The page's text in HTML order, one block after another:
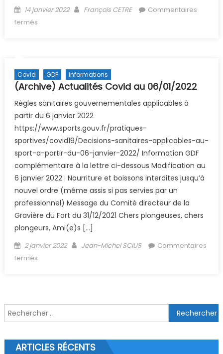
Posted on
14 janvier 2022 Author
François CETRE
Commentaires
fermés
Covid GDF Informations
(Archive) Actualités Covid au 06/01/2022
Règles sanitaires gouvernementales applicables à
partir du 6 janvier 2022
https://www.sports.gouv.fr/pratiques-
sportives/covid19/Decisions-sanitaires-applicables-au-
sport-a-partir-du-06-janvier-2022/ Information GDF
complémentaire à la lettre ci-dessous Modification au
6 janvier 2022 : Nourriture et boissons interdites jusqu’à
nouvel ordre (même assis si pas servies par un
professionnel) Message du Comité directeur de la
Gravière du Fort du 31/12/2021 Chers plongeuses, chers
plongeurs, Ami(e)s […]
Posted on
2 janvier 2022 Author
Jean-Michel SCIUS
Commentaires
fermés
Rechercher :
ARTICLES RÉCENTS